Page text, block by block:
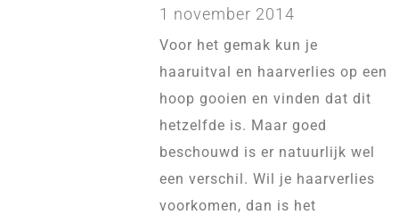
1 november 2014
Voor het gemak kun je
haaruitval en haarverlies op een
hoop gooien en vinden dat dit
hetzelfde is. Maar goed
beschouwd is er natuurlijk wel
een verschil. Wil je haarverlies
voorkomen, dan is het